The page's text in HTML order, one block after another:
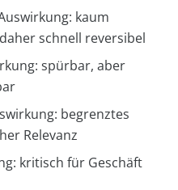
kaum
schnell reversibel
spürbar, aber
begrenztes
Relevanz
kritisch für Geschäft